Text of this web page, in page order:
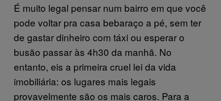
É muito legal pensar num bairro em que você
pode voltar pra casa bebaraço a pé, sem ter
de gastar dinheiro com táxi ou esperar o
busão passar às 4h30 da manhã. No
entanto, eis a primeira cruel lei da vida
imobiliária: os lugares mais legais
provavelmente são os mais caros. Para a